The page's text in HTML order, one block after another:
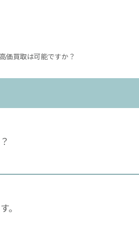
価買取は可能ですか？
。